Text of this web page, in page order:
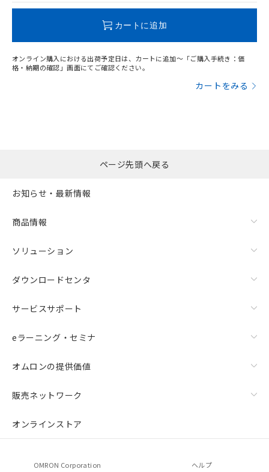
カートに追加
オンライン購入における出荷予定日は、カートに追加～「ご購入手続き：価
格・納期の確認」画面にてご確認ください。
カートをみる
ページ先頭へ戻る
お知らせ・最新情報
商品情報
ソリューション
ダウンロードセンタ
サービスサポート
eラーニング・セミナ
オムロンの提供価値
販売ネットワーク
オンラインストア
OMRON Corporation ヘルプ